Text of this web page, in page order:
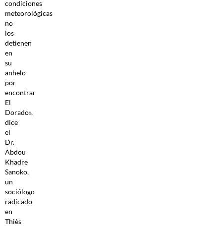
condiciones
meteorológicas
no
los
detienen
en
su
anhelo
por
encontrar
El
Dorado»,
dice
el
Dr.
Abdou
Khadre
Sanoko,
un
sociólogo
radicado
en
Thiès